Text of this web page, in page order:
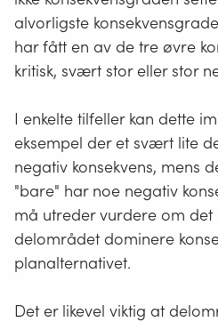
alvorligste
har fått en av de tre øvre
kritisk, svært stor eller stor
I enkelte tilfeller kan dette
eksempel der et svært lite
negativ konsekvens, mens
"bare" har noe negativ
må utreder vurdere om
delområdet dominere
planalternativet.
Det er likevel viktig at